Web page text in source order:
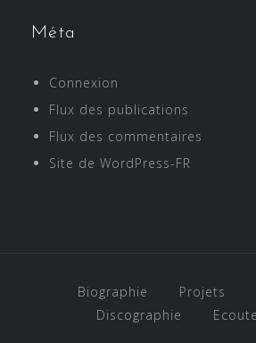
Méta
Connexion
Flux des publications
Flux des commentaires
Site de WordPress-FR
Biographie Projets
Discographie